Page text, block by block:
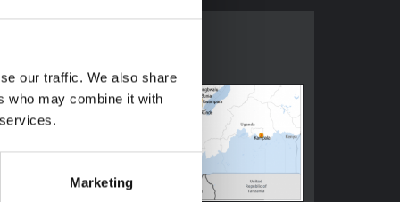
our traffic. We also share
who may combine it with
Marketing